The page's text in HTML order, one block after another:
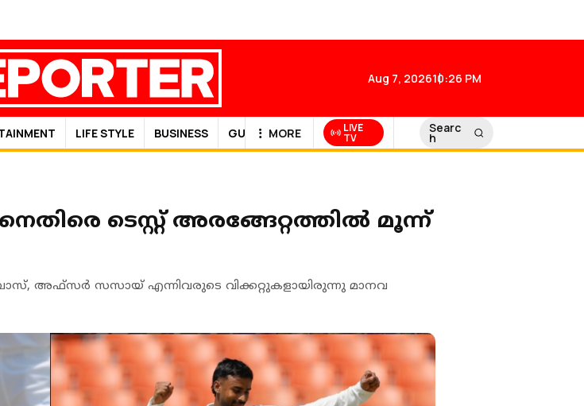
Aug 7, 202610:26 PM
LIFE STYLE BUSINESS GULF NEWS
MORE LIVE
TV
Searc
h
ടെസ്റ്റ് അരങ്ങേറ്റത്തിൽ മൂന്ന്
അഫ്‌സർ സസായ് എന്നിവരുടെ വിക്കറ്റുകളായിരുന്നു മാനവ